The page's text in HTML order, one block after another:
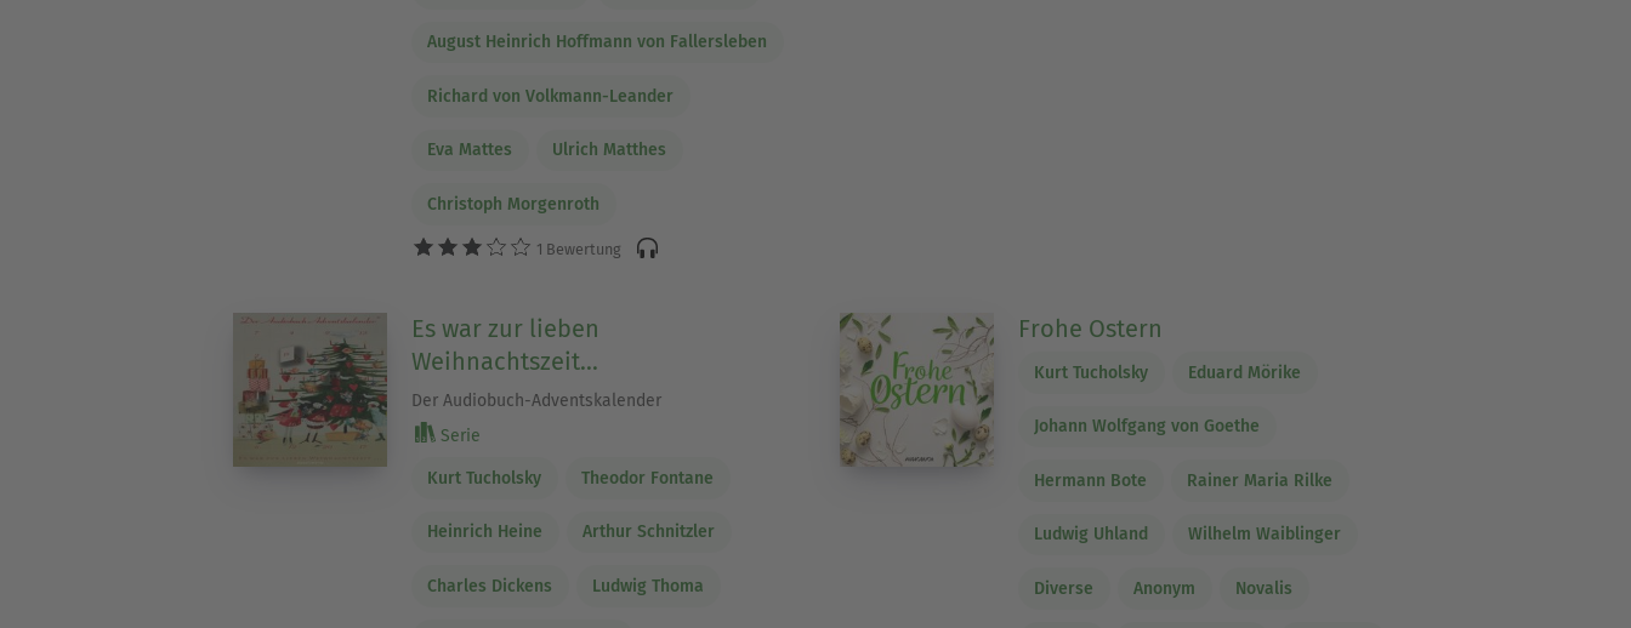
August Heinrich Hoffmann von Fallersleben
Richard von Volkmann-Leander
Eva Mattes Ulrich Matthes
Christoph Morgenroth
1 Bewertung
Es war zur lieben
Weihnachtszeit...
Der Audiobuch-Adventskalender
Serie
Kurt Tucholsky Theodor Fontane
Heinrich Heine Arthur Schnitzler
Charles Dickens Ludwig Thoma
Frohe Ostern
Kurt Tucholsky Eduard Mörike
Johann Wolfgang von Goethe
Hermann Bote Rainer Maria Rilke
Ludwig Uhland Wilhelm Waiblinger
Diverse Anonym Novalis